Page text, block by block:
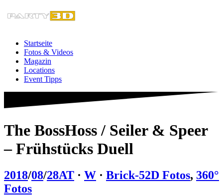
Inhalt
Startseite
Fotos & Videos
Magazin
Locations
Event Tipps
The BossHoss / Seiler & Speer
– Frühstücks Duell
2018/08/28AT · W · Brick-52D Fotos, 360°
Fotos